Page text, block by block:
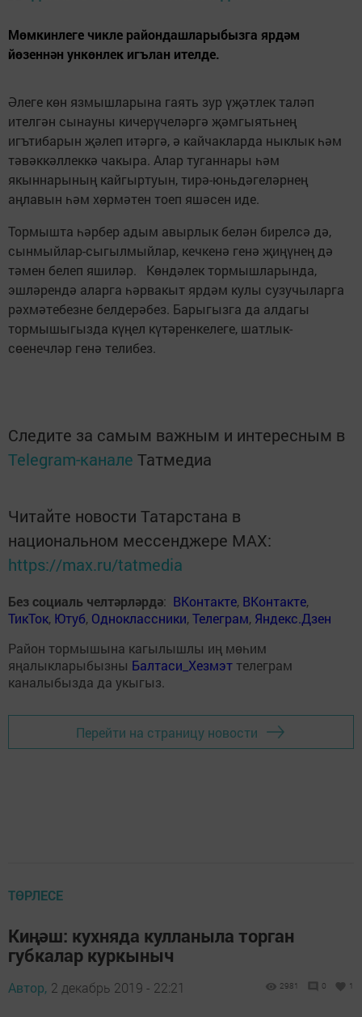
Мөмкинлеге чикле райондашларыбызга ярдәм
йөзеннән ункөнлек игълан ителде.
Әлеге көн язмышларына гаять зур үҗәтлек таләп
ителгән сынауны кичерүчеләргә җәмгыятьнең
игътибарын җәлеп итәргә, ә кайчакларда ныклык һәм
тәвәккәллеккә чакыра. Алар туганнары һәм
якыннарының кайгыртуын, тирә-юньдәгеләрнең
аңлавын һәм хөрмәтен тоеп яшәсен иде.
Тормышта һәрбер адым авырлык белән бирелсә дә,
сынмыйлар-сыгылмыйлар, кечкенә генә җиңүнең дә
тәмен белеп яшиләр. Көндәлек тормышларында,
эшләрендә аларга һәрвакыт ярдәм кулы сузучыларга
рәхмәтебезне белдерәбез. Барыгызга да алдагы
тормышыгызда күңел күтәренкелеге, шатлык-
сөенечләр генә телибез.
Следите за самым важным и интересным в
Telegram-канале Татмедиа
Читайте новости Татарстана в
национальном мессенджере MАХ:
https://max.ru/tatmedia
Без социаль челтәрләрдә: ВКонтакте, ВКонтакте,
ТикТок, Ютуб, Одноклассники,Телеграм, Яндекс.Дзен
Район тормышына кагылышлы иң мөһим
яңалыкларыбызны Балтаси_Хезмэт телеграм
каналыбызда да укыгыз.
Перейти на страницу новости
ТӨРЛЕСЕ
Киңәш: кухняда кулланыла торган
губкалар куркыныч
Автор, 2 декабрь 2019 - 22:21 2981 0 1